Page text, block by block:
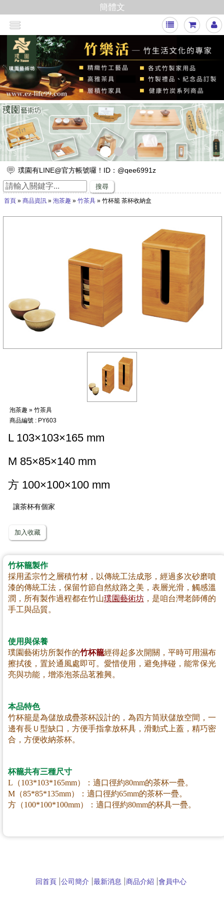
簡體文
< >
璞園有LINE@官方帳號囉！ID：@qee6991z
放假出遊，來竹山璞園享受一趟竹與木化石的自然之旅吧！
竹子的專家，有任何與竹相關的問題歡迎找璞園！
【舒浮沙發】隆重登場
搜尋
首頁» 商品資訊» 泡茶趣 » 竹茶具» 竹杯籠 茶杯收納盒
泡茶趣 » 竹茶具
商品編號 : PY603
L 103×103×165 mm
M 85×85×140 mm
方 100×100×100 mm
讓茶杯有個家
加入收藏
竹杯籠製作
採用孟宗竹之層積竹材，以傳統工法成形，經過多次砂磨噴
漆的傳統工法，保留竹節自然紋路之美，表層光滑，觸感溫
潤，所有製作過程都在竹山璞園藝術坊，是咱台灣老師傅的
手工與品質。
使用與保養
璞園藝術坊所製作的竹杯籠經得起多次開關，平時可用濕布
擦拭後，置於通風處即可。愛惜使用，避免摔碰，能常保光
亮與功能，增添泡茶品茗雅興。
本品特色
竹杯籠是為儲放成疊茶杯設計的，為四方筒狀儲放空間，一
邊有長Ｕ型缺口，方便手指拿放杯具，滑動式上蓋，精巧密
合，方便收納茶杯。
杯籠共有三種尺寸
L（103*103*165mm） ：適口徑約80mm的茶杯一疊。
M（85*85*135mm） ：適口徑約65mm的茶杯一疊。
方（100*100*100mm） ：適口徑約80mm的杯具一疊。
回首頁 公司簡介 最新消息 商品介紹 會員中心